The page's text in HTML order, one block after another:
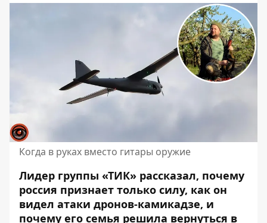
Когда в руках вместо гитары оружие
Лидер группы «ТИК» рассказал, почему
россия признает только силу, как он
видел атаки дронов-камикадзе, и
почему его семья решила вернуться в